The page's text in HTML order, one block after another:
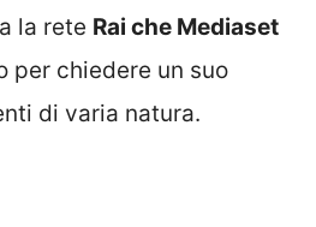
la rete Rai che Mediaset
per chiedere un suo
di varia natura.